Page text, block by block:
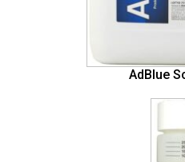
AdBlue